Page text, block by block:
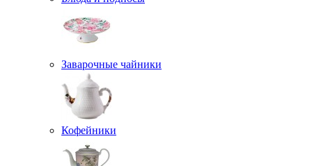
Заварочные чайники
Кофейники